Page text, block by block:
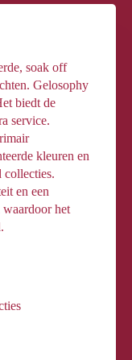
soak off
Gelosophy
biedt de
service.
kleuren en
collecties.
en een
het